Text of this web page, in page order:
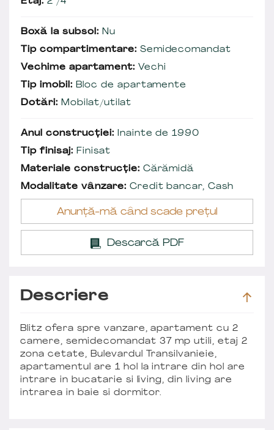
Boxă la subsol: Nu
Tip compartimentare: Semidecomandat
Vechime apartament: Vechi
Tip imobil: Bloc de apartamente
Dotări: Mobilat/utilat
Anul construcției: Inainte de 1990
Tip finisaj: Finisat
Materiale construcție: Cărămidă
Modalitate vânzare: Credit bancar, Cash
Anunță-mă când scade prețul
Descarcă PDF
Descriere
Blitz ofera spre vanzare, apartament cu 2
camere, semidecomandat 37 mp utili, etaj 2
zona cetate, Bulevardul Transilvanieie,
apartamentul are 1 hol la intrare din hol are
intrare in bucatarie si living, din living are
intrarea in baie si dormitor.